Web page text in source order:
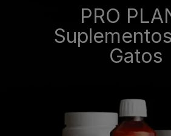
PRO
Gatos